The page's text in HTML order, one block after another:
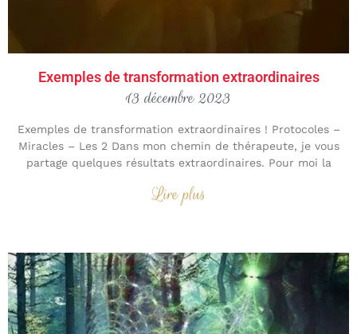
Exemples de transformation extraordinaires
13 décembre 2023
Exemples de transformation extraordinaires ! Protocoles –
Miracles – Les 2 Dans mon chemin de thérapeute, je vous
partage quelques résultats extraordinaires. Pour moi la
Lire plus